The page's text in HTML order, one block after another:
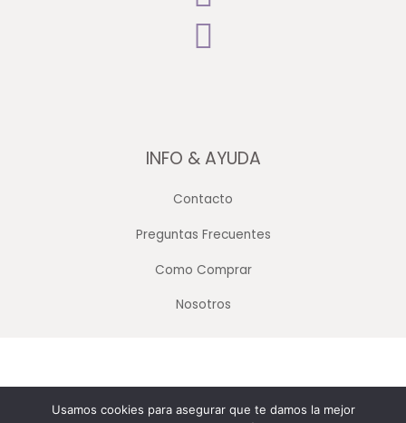
INFO & AYUDA
Contacto
Preguntas Frecuentes
Como Comprar
Nosotros
Usamos cookies para asegurar que te damos la mejor